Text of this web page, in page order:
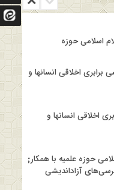
اسلامی حوزه
اخلاقی انسانها و
اخلاقی انسانها و
حوزه علمیه با همکاری
آزاداندیشی